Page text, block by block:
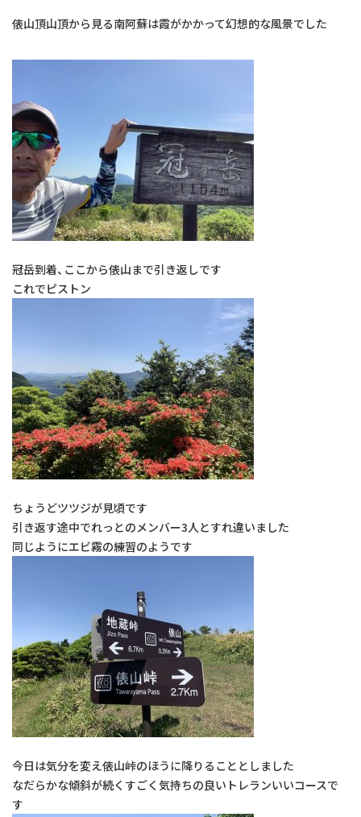
俵山頂山頂から見る南阿蘇は霞がかかって幻想的な風景でした
冠岳到着、ここから俵山まで引き返しです
これでピストン
ちょうどツツジが見頃です
引き返す途中でれっとのメンバー3人とすれ違いました
同じようにエビ霧の練習のようです
今日は気分を変え俵山峠のほうに降りることとしました
なだらかな傾斜が続くすごく気持ちの良いトレランいいコースで
す